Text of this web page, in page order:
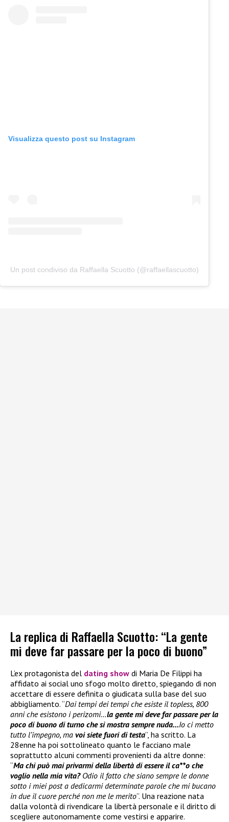
Visualizza questo post su Instagram
Un post condiviso da Raffaella Scuotto (@raffaellascuotto)
La replica di Raffaella Scuotto: “La gente
mi deve far passare per la poco di buono”
L’ex protagonista del dating show di Maria De Filippi ha
affidato ai social uno sfogo molto diretto, spiegando di non
accettare di essere definita o giudicata sulla base del suo
abbigliamento. “Dai tempi dei tempi che esiste il topless, 800
anni che esistono i perizomi…la gente mi deve far passare per la
poco di buono di turno che si mostra sempre nuda…Io ci metto
tutto l’impegno, ma voi siete fuori di testa”, ha scritto. La
28enne ha poi sottolineato quanto le facciano male
soprattutto alcuni commenti provenienti da altre donne:
“Ma chi può mai privarmi della libertà di essere il ca**o che
voglio nella mia vita? Odio il fatto che siano sempre le donne
sotto i miei post a dedicarmi determinate parole che mi bucano
in due il cuore perché non me le merito”. Una reazione nata
dalla volontà di rivendicare la libertà personale e il diritto di
scegliere autonomamente come vestirsi e apparire.